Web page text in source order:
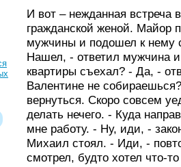
И вот – нежданная встреча
гражданской женой. Майор
мужчины и подошел к нему
Нашел, - ответил мужчина
квартиры съехал? - Да, -
Валентине не
вернуться. Скоро совсем
делать нечего. - Куда
мне работу. - Ну, иди, -
Михаил стоял. - Иди, -
смотрел, будто хотел что-то